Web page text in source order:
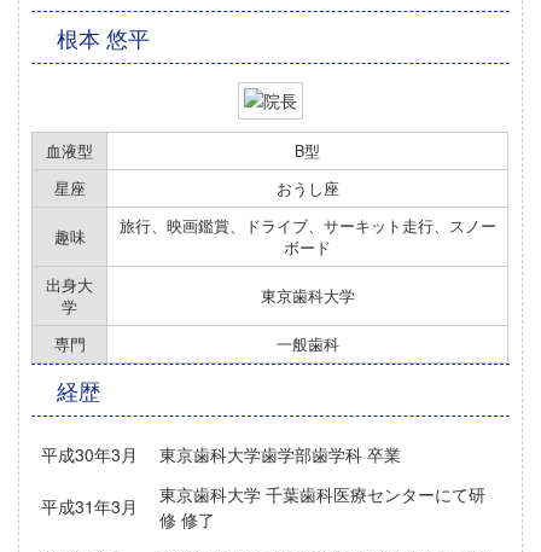
根本 悠平
血液型
B型
星座
おうし座
趣味
旅行、映画鑑賞、ドライブ、サーキット走行、スノー
ボード
出身大
学
東京歯科大学
専門 一般歯科
経歴
平成30年3月 東京歯科大学歯学部歯学科 卒業
平成31年3月
東京歯科大学 千葉歯科医療センターにて研
修 修了